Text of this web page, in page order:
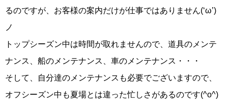
るのですが、お客様の案内だけが仕事ではありません(‘ω’)
ノ
トップシーズン中は時間が取れませんので、道具のメンテ
ナンス、船のメンテナンス、車のメンテナンス・・・
そして、自分達のメンテナンスも必要でございますので、
オフシーズン中も夏場とは違った忙しさがあるのです(^o^)